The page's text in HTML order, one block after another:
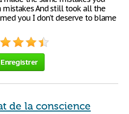
And still took all the
you I don’t deserve to blame
Enregistrer
de la conscience